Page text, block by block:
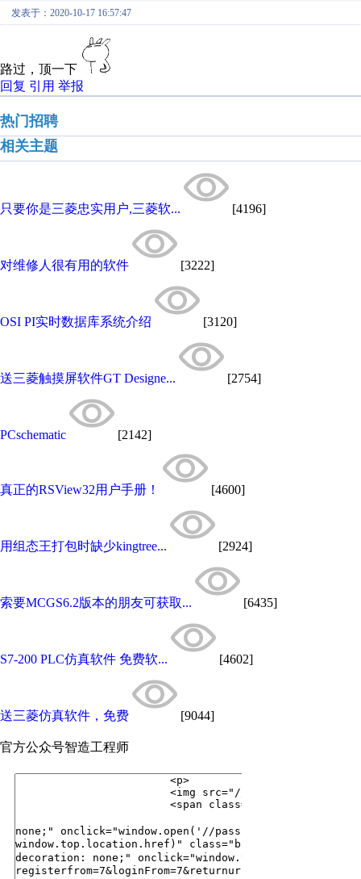
发表于：2020-10-17 16:57:47
路过，顶一下
回复 引用 举报
热门招聘
相关主题
只要你是三菱忠实用户,三菱软... [4196]
对维修人很有用的软件 [3222]
OSI PI实时数据库系统介绍 [3120]
送三菱触摸屏软件GT Designe... [2754]
PCschematic [2142]
真正的RSView32用户手册！ [4600]
用组态王打包时缺少kingtree... [2924]
索要MCGS6.2版本的朋友可获取... [6435]
S7-200 PLC仿真软件 免费软... [4602]
送三菱仿真软件，免费 [9044]
官方公众号智造工程师